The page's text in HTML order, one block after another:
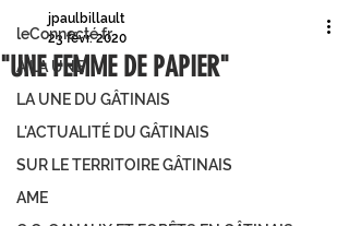
leConnecté.fr
À LA UNE
LA UNE DU GÂTINAIS
L'ACTUALITÉ DU GÂTINAIS
SUR LE TERRITOIRE GÂTINAIS
AME
"UNE FEMME DE PAPIER"
jpaulbillault
23 févr. 2020